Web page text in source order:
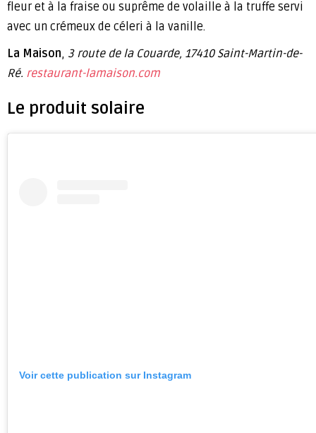
fleur et à la fraise ou suprême de volaille à la truffe servi
avec un crémeux de céleri à la vanille.
La Maison, 3 route de la Couarde, 17410 Saint-Martin-de-
Ré. restaurant-lamaison.com
Le produit solaire
Voir cette publication sur Instagram